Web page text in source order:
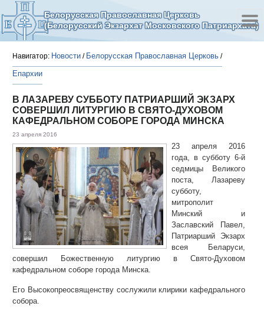
Белорусская Православная Церковь
(Белорусский Экзархат Московского Патриархата)
Навигатор: Новости / Белорусская Православная Церковь /
Епархии
В ЛАЗАРЕВУ СУББОТУ ПАТРИАРШИЙ ЭКЗАРХ
СОВЕРШИЛ ЛИТУРГИЮ В СВЯТО-ДУХОВОМ
КАФЕДРАЛЬНОМ СОБОРЕ ГОРОДА МИНСКА
23 апреля 2016
23 апреля 2016
года, в субботу 6-й
седмицы Великого
поста, Лазареву
субботу,
митрополит
Минский и
Заславский Павел,
Патриарший Экзарх
всея Беларуси,
совершил Божественную литургию в Свято-Духовом
кафедральном соборе города Минска.
Его Высокопреосвященству сослужили клирики кафедрального
собора.